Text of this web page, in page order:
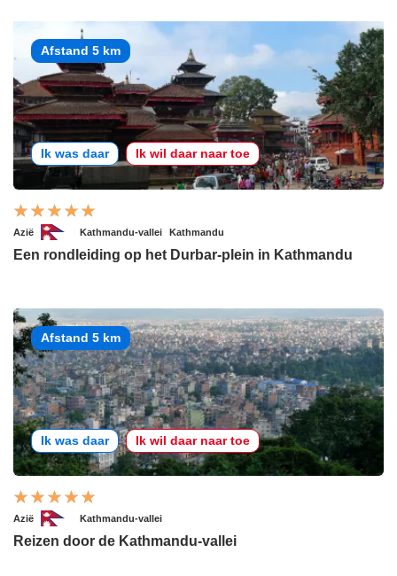
Afstand 5 km
Ik was daar Ik wil daar naar toe
Azië Kathmandu-vallei Kathmandu
Een rondleiding op het Durbar-plein in Kathmandu
Afstand 5 km
Ik was daar Ik wil daar naar toe
Azië Kathmandu-vallei
Reizen door de Kathmandu-vallei